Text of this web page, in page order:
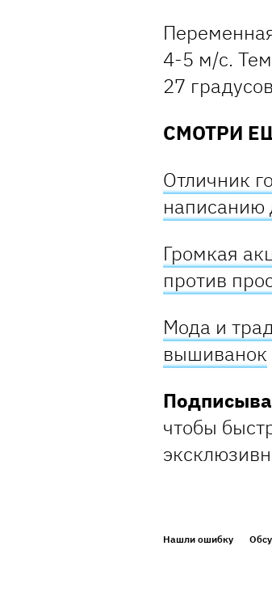
4-5 м/с.
27
СМОТРИ
Отличник
написанию
Громкая
против
Мода и
вышиванок
чтобы
Нашли ошибку